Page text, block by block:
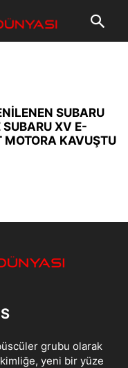
SUBARU
SUBARU XV E-
MOTORA KAVUŞTU
grubu olarak
yeni bir yüze